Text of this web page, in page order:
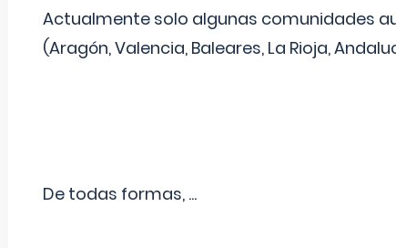
Actualmente solo algunas comunidades
(Aragón, Valencia, Baleares, La Rioja,
De todas formas, ...